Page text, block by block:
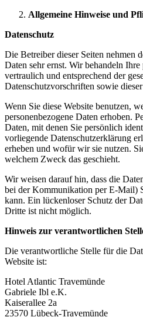
Allgemeine Hinweise und
Datenschutz
Die Betreiber dieser Seiten nehmen
Daten sehr ernst. Wir behandeln Ihre
vertraulich und entsprechend der
Datenschutzvorschriften sowie
Wenn Sie diese Website benutzen,
personenbezogene Daten erhoben.
Daten, mit denen Sie persönlich
vorliegende Datenschutzerklärung
erheben und wofür wir sie nutzen.
welchem Zweck das geschieht.
Wir weisen darauf hin, dass die
bei der Kommunikation per E-Mail)
kann. Ein lückenloser Schutz der
Dritte ist nicht möglich.
Hinweis zur verantwortlichen
Die verantwortliche Stelle für die
Website ist:
Hotel Atlantic Travemünde
Gabriele Ibl e.K.
Kaiserallee 2a
23570 Lübeck-Travemünde